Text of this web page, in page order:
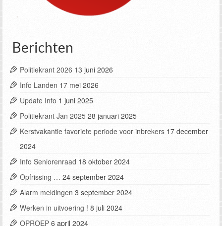
Berichten
Politiekrant 2026 13 juni 2026
Info Landen 17 mei 2026
Update Info 1 juni 2025
Politiekrant Jan 2025 28 januari 2025
Kerstvakantie favoriete periode voor inbrekers 17 december
2024
Info Seniorenraad 18 oktober 2024
Opfrissing … 24 september 2024
Alarm meldingen 3 september 2024
Werken in uitvoering ! 8 juli 2024
OPROEP 6 april 2024